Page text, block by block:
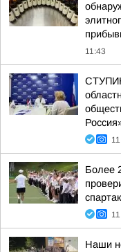
11:43
Более
Наши